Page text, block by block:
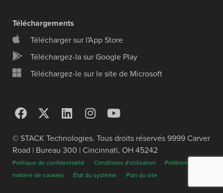
© STACK Technologies. Tous droits réservés 9999 Carver
Road | Bureau 300 | Cincinnati, OH 45242
Politique de confidentialité Conditions d'utilisation
Préférences en
matière de cookies
État du système Plan du site
Téléchargements
Télécharger sur l'App Store
Téléchargez-la sur Google Play
Téléchargez-le sur le site de Microsoft